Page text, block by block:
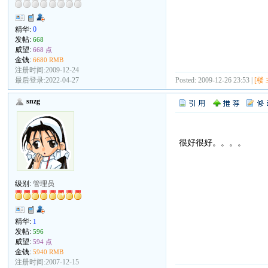
精华:0
发帖:668
威望:668 点
金钱:6680 RMB
注册时间:2009-12-24
最后登录:2022-04-27
Posted: 2009-12-26 23:53 | [楼
snzg
级别:管理员
精华: 1
发帖:596
威望:594 点
金钱:5940 RMB
注册时间:2007-12-15
很好很好。。。。